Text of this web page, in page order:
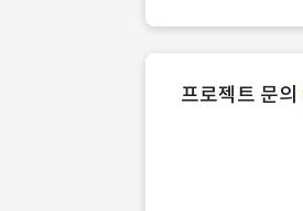
프로젝트 문의